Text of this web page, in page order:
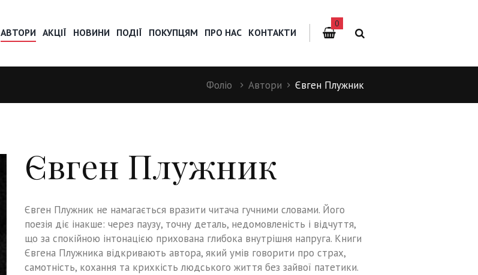
АВТОРИ АКЦІЇ НОВИНИ ПОДІЇ ПОКУПЦЯМ ПРО НАС КОНТАКТИ
0
Фоліо Автори Євген Плужник
Євген Плужник
Євген Плужник не намагається вразити читача гучними словами. Його
поезія діє інакше: через паузу, точну деталь, недомовленість і відчуття,
що за спокійною інтонацією прихована глибока внутрішня напруга. Книги
Євгена Плужника відкривають автора, який умів говорити про страх,
самотність, кохання та крихкість людського життя без зайвої патетики.